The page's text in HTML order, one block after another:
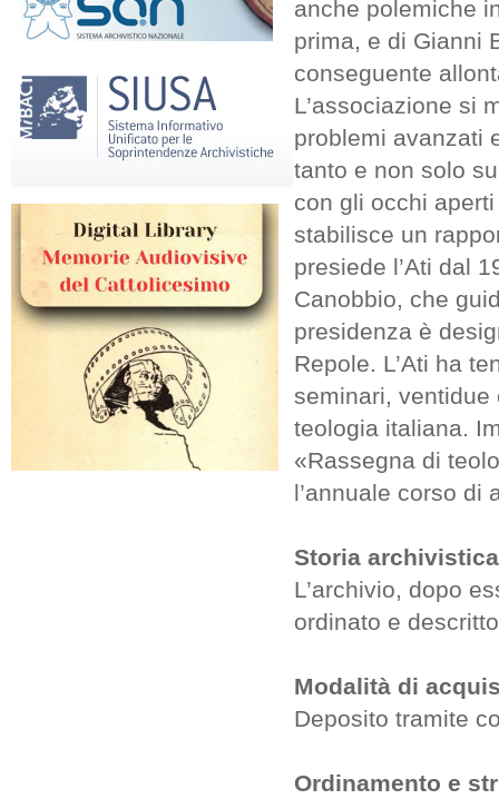
anche polemiche
prima, e di Gianni
conseguente
L’associazione si
problemi avanzati
tanto e non solo
con gli occhi
stabilisce un
presiede l’Ati dal
Canobbio, che
presidenza è
Repole. L’Ati ha
seminari,
teologia italiana.
«Rassegna di
l’annuale corso di
Storia archivistica
L’archivio, dopo
ordinato e
Modalità di
Deposito tramite
Ordinamento e